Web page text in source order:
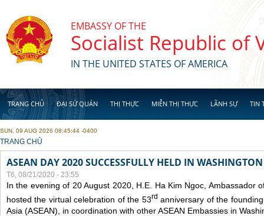
EMBASSY OF THE
Socialist Republic of
IN THE UNITED STATES OF AMERICA
TRANG CHỦ ĐẠI SỨ QUÁN THỊ THỰC MIỄN THỊ THỰC LÃNH SỰ TIN
SUN, 09 AUG 2026 08:45:44 -0400
YOU ARE HERE
TRANG CHỦ
ASEAN DAY 2020 SUCCESSFULLY HELD IN
T6, 08/21/2020 - 23:55
In the evening of 20 August 2020, H.E. Ha Kim Ngoc, Ambassador
hosted the virtual celebration of the 53rd anniversary of the
Asia (ASEAN), in coordination with other ASEAN Embassies in